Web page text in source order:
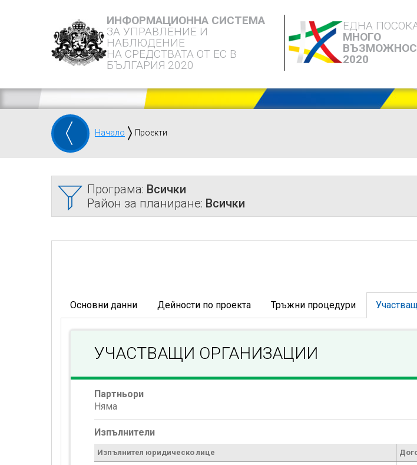
ИНФОРМАЦИОННА СИСТЕМА
ЗА УПРАВЛЕНИЕ И
НАБЛЮДЕНИЕ
НА СРЕДСТВАТА ОТ ЕС В
БЪЛГАРИЯ 2020
ЕДНА
МНОГО
2020
Начало Проекти
Програма: Всички
Район за планиране: Всички
Основни данни Дейности по проекта Тръжни процедури
УЧАСТВАЩИ ОРГАНИЗАЦИИ
Партньори
Няма
Изпълнители
Изпълнител юридическо лице